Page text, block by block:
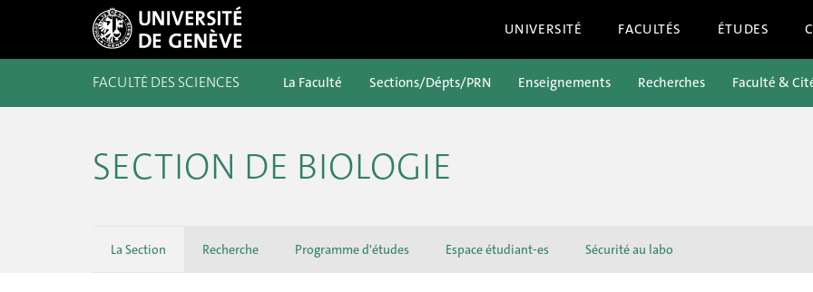
UNIVERSITÉ FACULTÉS ÉTUDES
FACULTÉ DES SCIENCES La Faculté Sections/Dépts/PRN Enseignements Recherches Faculté &
SECTION DE BIOLOGIE
La Section Recherche Programme d'études Espace étudiant-es Sécurité au labo